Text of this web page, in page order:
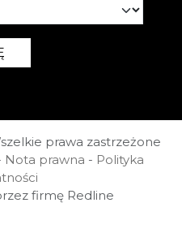
prawa zastrzeżone
Nota prawna - Polityka
firmę Redline